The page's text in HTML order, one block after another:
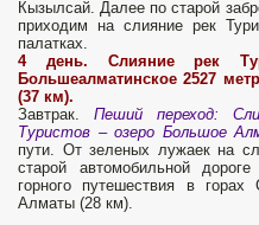
Кызылсай. Далее по старой
приходим на слияние рек
палатках.
4 день. Слияние рек
Большеалматинское 2527
(37 км).
Завтрак. Пеший переход:
Туристов – озеро Большое
пути. От зеленых лужаек на
старой автомобильной
горного путешествия в
Алматы (28 км).